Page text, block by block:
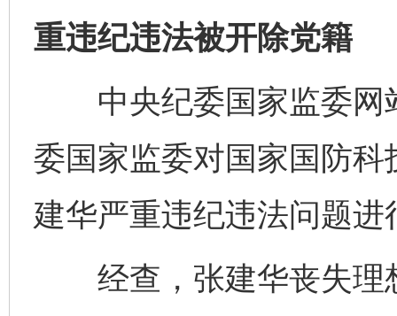
重违纪违法被开除党籍
中央纪委国家监委网
委国家监委对国家国防
建华严重违纪违法问题
经查，张建华丧失理